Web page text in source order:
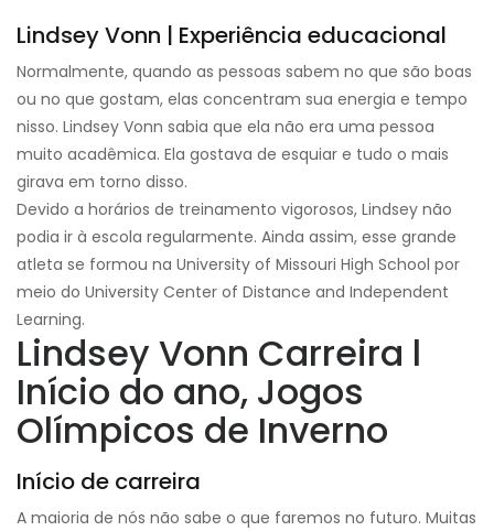
Lindsey Vonn | Experiência educacional
Normalmente, quando as pessoas sabem no que são boas
ou no que gostam, elas concentram sua energia e tempo
nisso. Lindsey Vonn sabia que ela não era uma pessoa
muito acadêmica. Ela gostava de esquiar e tudo o mais
girava em torno disso.
Devido a horários de treinamento vigorosos, Lindsey não
podia ir à escola regularmente. Ainda assim, esse grande
atleta se formou na University of Missouri High School por
meio do University Center of Distance and Independent
Learning.
Lindsey Vonn Carreira l
Início do ano, Jogos
Olímpicos de Inverno
Início de carreira
A maioria de nós não sabe o que faremos no futuro. Muitas